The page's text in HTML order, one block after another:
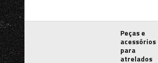
Peças e
acessórios
para
atrelados